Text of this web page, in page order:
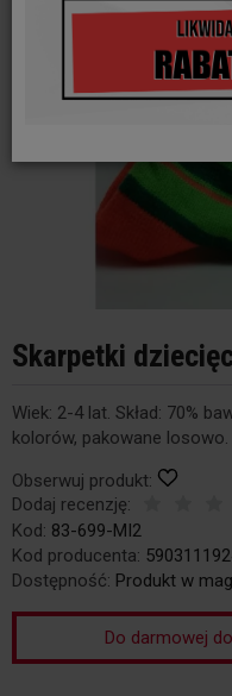
Skarpetki
Wiek: 2-4 lat. Skład: 70%
kolorów, pakowane losowo.
Obserwuj produkt:
Dodaj recenzję:
Kod: 83-699-MI2
Kod producenta:
Dostępność: Produkt w
Do darmowej